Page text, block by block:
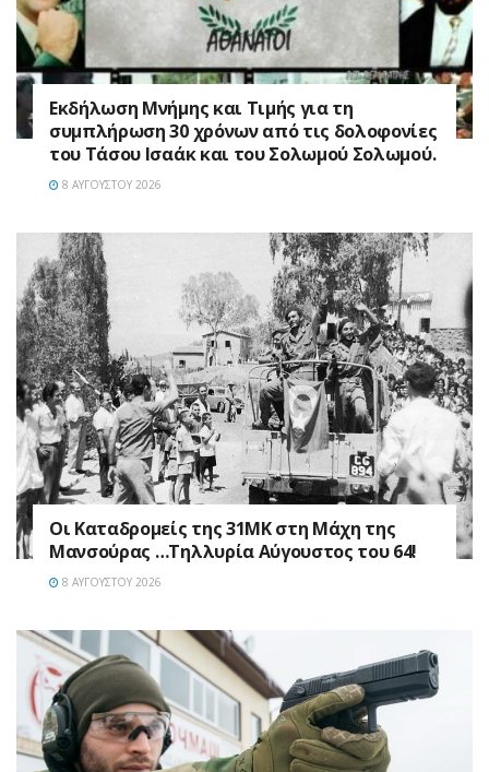
Εκδήλωση Μνήμης και Τιμής για τη
συμπλήρωση 30 χρόνων από τις δολοφονίες
του Τάσου Ισαάκ και του Σολωμού Σολωμού.
8 ΑΥΓΟΎΣΤΟΥ 2026
Οι Καταδρομείς της 31ΜΚ στη Mάχη της
Μανσούρας …Τηλλυρία Αύγουστος του 64!
8 ΑΥΓΟΎΣΤΟΥ 2026